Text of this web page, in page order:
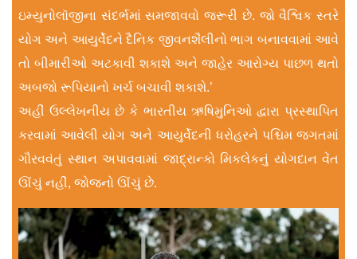
ઇમ્યુનોલૉજીના સંદર્ભમાં સમજાવવો જરૂરી છે. જો વૈશ્વિક સ્તરે
યોગ અને આયુર્વેદને દૈનિક જીવનશૈલીનો ભાગ બનાવવામાં આવે
તો બીમારીઓ અટકાવી શકાશે અને જાહેર આરોગ્ય પાછળ થતો
અબજો રૂપિયાનો ખર્ચ બચાવી શકાશે.’
અહીં ઉલ્લેખનીય છે કે ભારતીય ઋષિમુનિઓ દ્વારા પ્રસ્થાપિત
કરવામાં આવેલી યોગ અને આયુર્વેદની ધરોહરને પશ્ચિમ જગતમાં
ગૌરવવંતું સ્થાન અપાવવામાં જાદ્રાન્કો મિકલેકનું યોગદાન વેંત
ઊંચું નહીં, જોજનો ઊંચું છે.